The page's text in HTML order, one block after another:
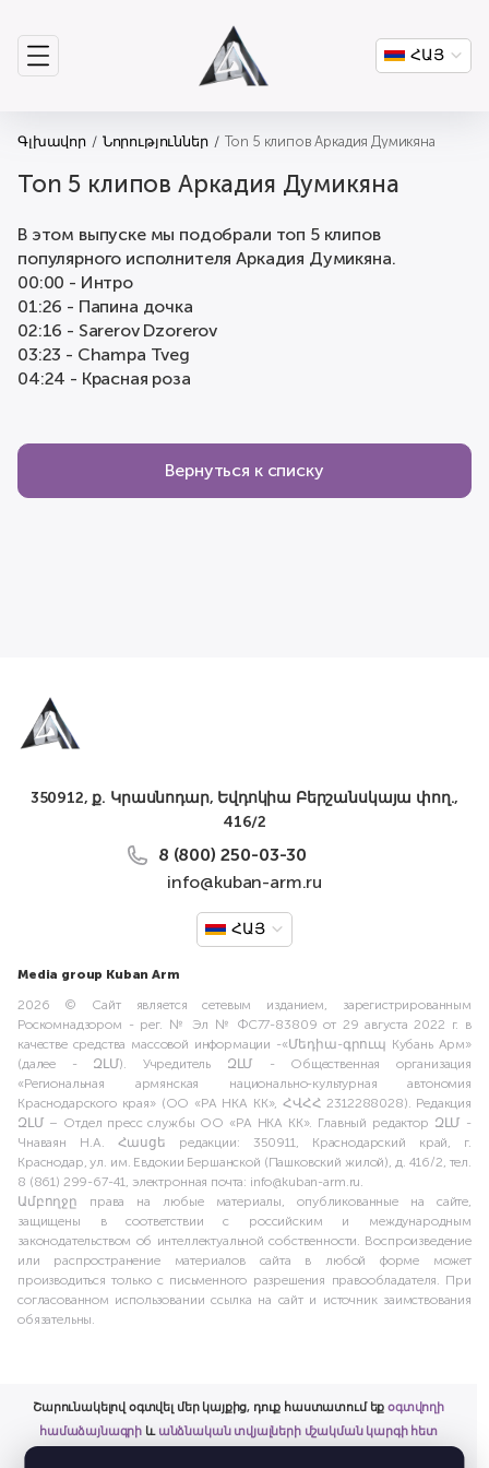
ՀԱՅ
Գլխավոր Նորություններ Ton 5 клипов Аркадия Думикяна
Ton 5 клипов Аркадия Думикяна
В этом выпуске мы подобрали топ 5 клипов
популярного исполнителя Аркадия Думикяна.
00:00 - Интро
01:26 - Папина дочка
02:16 - Sarerov Dzorerov
03:23 - Champa Tveg
04:24 - Красная роза
Вернуться к списку
350912, ք. Կրասնոդար, Եվդոկիա Բերշանսկայա փող.,
416/2
8 (800) 250-03-30
info@kuban-arm.ru
ՀԱՅ
Media group Kuban Arm
2026 © Сайт является сетевым изданием, зарегистрированным
Роскомнадзором - рег. № Эл № ФС77-83809 от 29 августа 2022 г. в
качестве средства массовой информации -«Մեդիա-գրուպ Кубань Арм»
(далее - ԶԼՄ). Учредитель ԶԼՄ - Общественная организация
«Региональная армянская национально-культурная автономия
Краснодарского края» (ОО «РА НКА КК», ՀՎՀՀ 2312288028). Редакция
ԶԼՄ – Отдел пресс службы ОО «РА НКА КК». Главный редактор ԶԼՄ -
Чнаваян Н.А. Հասցե редакции: 350911, Краснодарский край, г.
Краснодар, ул. им. Евдокии Бершанской (Пашковский жилой), д. 416/2, тел.
8 (861) 299-67-41, электронная почта: info@kuban-arm.ru.
Ամբողջը права на любые материалы, опубликованные на сайте,
защищены в соответствии с российским и международным
законодательством об интеллектуальной собственности. Воспроизведение
или распространение материалов сайта в любой форме может
производиться только с письменного разрешения правообладателя. При
согласованном использовании ссылка на сайт и источник заимствования
обязательны.
Շարունակելով օգտվել մեր կայքից, դուք հաստատում եքօգտվողի
համաձայնագրի և անձնական տվյալների մշակման կարգի հետ